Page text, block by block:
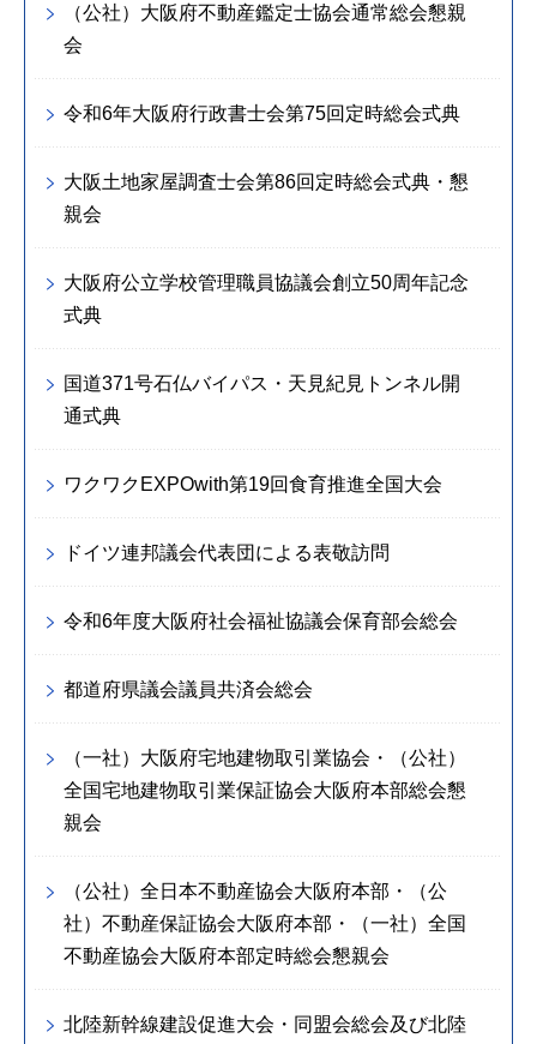
（公社）大阪府不動産鑑定士協会通常総会懇親
会
令和6年大阪府行政書士会第75回定時総会式典
大阪土地家屋調査士会第86回定時総会式典・懇
親会
大阪府公立学校管理職員協議会創立50周年記念
式典
国道371号石仏バイパス・天見紀見トンネル開
通式典
ワクワクEXPOwith第19回食育推進全国大会
ドイツ連邦議会代表団による表敬訪問
令和6年度大阪府社会福祉協議会保育部会総会
都道府県議会議員共済会総会
（一社）大阪府宅地建物取引業協会・（公社）
全国宅地建物取引業保証協会大阪府本部総会懇
親会
（公社）全日本不動産協会大阪府本部・（公
社）不動産保証協会大阪府本部・（一社）全国
不動産協会大阪府本部定時総会懇親会
北陸新幹線建設促進大会・同盟会総会及び北陸